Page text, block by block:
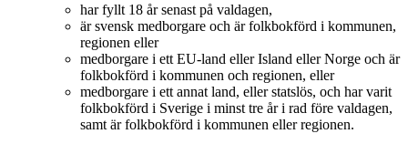
har fyllt 18 år senast på valdagen,
är svensk medborgare och är folkbokförd i kommunen,
regionen eller
medborgare i ett EU-land eller Island eller Norge och är
folkbokförd i kommunen och regionen, eller
medborgare i ett annat land, eller statslös, och har varit
folkbokförd i Sverige i minst tre år i rad före valdagen,
samt är folkbokförd i kommunen eller regionen.